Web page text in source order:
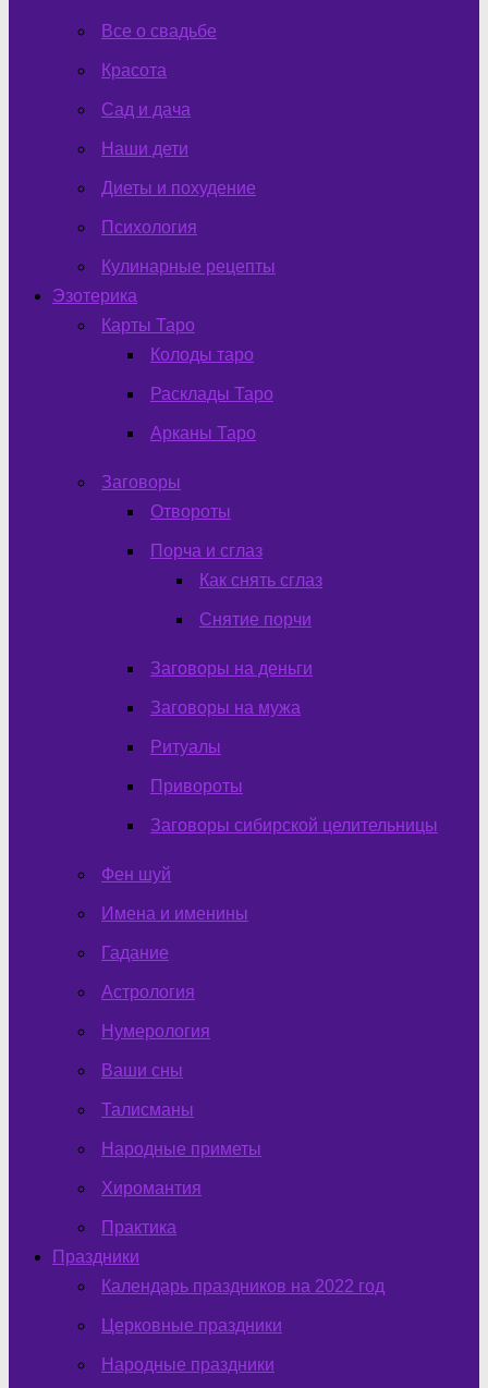
Все о свадьбе
Красота
Сад и дача
Наши дети
Диеты и похудение
Психология
Кулинарные рецепты
Эзотерика
Карты Таро
Колоды таро
Расклады Таро
Арканы Таро
Заговоры
Отвороты
Порча и сглаз
Как снять сглаз
Снятие порчи
Заговоры на деньги
Заговоры на мужа
Ритуалы
Привороты
Заговоры сибирской целительницы
Фен шуй
Имена и именины
Гадание
Астрология
Нумерология
Ваши сны
Талисманы
Народные приметы
Хиромантия
Практика
Праздники
Календарь праздников на 2022 год
Церковные праздники
Народные праздники